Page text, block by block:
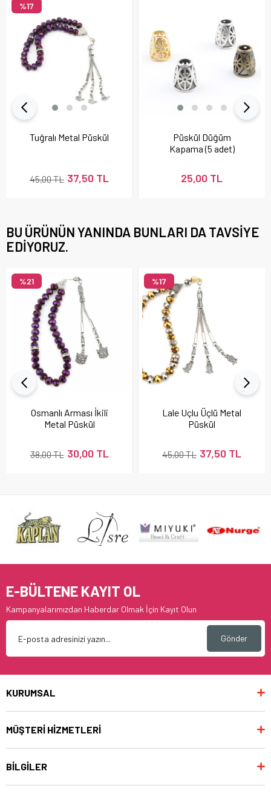
Tuğralı Metal Püskül
37,50 TL
45,00 TL
%17
Püskül Düğüm
Kapama (5 adet)
25,00 TL
BU ÜRÜNÜN YANINDA BUNLARI DA TAVSIYE
EDIYORUZ.
Osmanlı Arması İkili
Metal Püskül
30,00 TL
38,00 TL
%21
Lale Uçlu Üçlü Metal
Püskül
37,50 TL
45,00 TL
%17
E-BÜLTENE KAYIT OL
Kampanyalarımızdan Haberdar Olmak İçin Kayıt Olun
Gönder
KURUMSAL
MÜŞTERİ HİZMETLERİ
BİLGİLER